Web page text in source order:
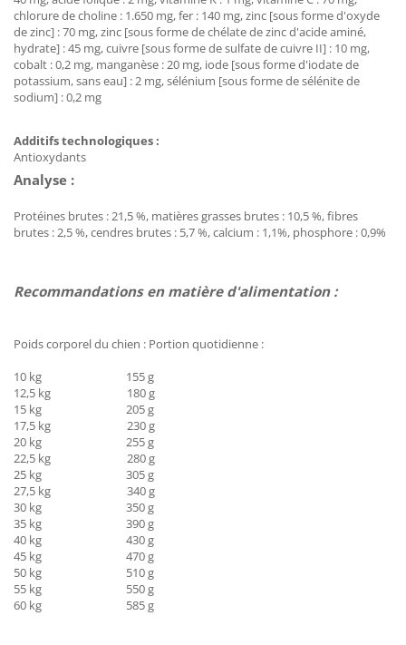
chlorure de choline : 1.650 mg, fer : 140 mg, zinc [sous forme d'oxyde
de zinc] : 70 mg, zinc [sous forme de chélate de zinc d'acide aminé,
hydrate] : 45 mg, cuivre [sous forme de sulfate de cuivre II] : 10 mg,
cobalt : 0,2 mg, manganèse : 20 mg, iode [sous forme d'iodate de
potassium, sans eau] : 2 mg, sélénium [sous forme de sélénite de
sodium] : 0,2 mg
Additifs technologiques :
Antioxydants
Analyse :
Protéines brutes : 21,5 %, matières grasses brutes : 10,5 %, fibres
brutes : 2,5 %, cendres brutes : 5,7 %, calcium : 1,1%, phosphore : 0,9%
Recommandations en matière d'alimentation :
Poids corporel du chien : Portion quotidienne :
10 kg 155 g
12,5 kg 180 g
15 kg 205 g
17,5 kg 230 g
20 kg 255 g
22,5 kg 280 g
25 kg 305 g
27,5 kg 340 g
30 kg 350 g
35 kg 390 g
40 kg 430 g
45 kg 470 g
50 kg 510 g
55 kg 550 g
60 kg 585 g